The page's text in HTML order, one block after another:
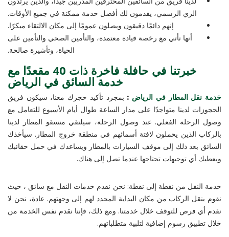
الزي الرسمي، يقدمون لك أفضل خدمة ممكنة في جميع الأوقات.
إنهم دائمًا دقيقون ويصلون عمومًا إلى مكان الالتقاء مبكرًا.
أنها تأتي مع رخصة قيادة معتمدة، والتأمين الصحي والتأمين على
الحياة، وتأشيرة صالحة.
خبرتنا في حافلة فاخرة ذات 40 مقعدًا مع
خدمة السائق في الرياض
خدمة نقل المطار في الرياض:بمجرد تأكيد حجزك معنا، سيكون فريق
الحجوزات لدينا متواجدًا على مدار الساعة طوال أيام الأسبوع للتعامل مع
وصول الرحلة الفعلي. عند وصول الرحلة، سيلتقي منسقو المطار لدينا
بالركاب الذين يحملون لافتة أسمائهم في منطقة خروج المطار. سيأخذك
السائق بعد ذلك إلى موقف السيارات بالمطار ويساعدك في حمل حقائبك
ويعطيك أي توجيهات تحتاجها عندما تصل إلى هناك.
خدمة النقل من نقطة إلى نقطة: نحن نقدم خدمات النقل مع سائق ، حيث
نقوم بنقل الركاب من مكان البداية المحدد لهم إلى وجهتهم. عادة، نحن لا
نقدم أي فرص للتوقف خلال خدمتنا. ومع ذلك، فإننا نقدم نفس الخدمة من
خلال تطبيق رسوم إضافية لتلبية متطلباتهم.